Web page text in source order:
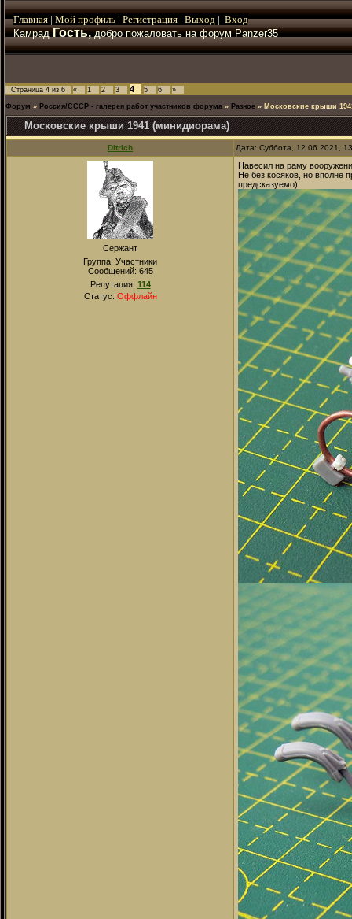
Главная | Мой профиль | Регистрация | Выход | Вход
КамрадГость,добро пожаловать на форум Panzer35
Страница 4 из 6 « 1 2 3 4 5 6 »
Форум » Россия/СССР - галерея работ участников форума » Разное » Московские крыши
Московские крыши 1941 (минидиорама)
Ditrich Дата: Суббота, 12.06.2021,
Сержант
Группа: Участники
Сообщений: 645
Репутация: 114
Статус: Оффлайн
Навесил на раму
Не без косяков, но вполне
предсказуемо)